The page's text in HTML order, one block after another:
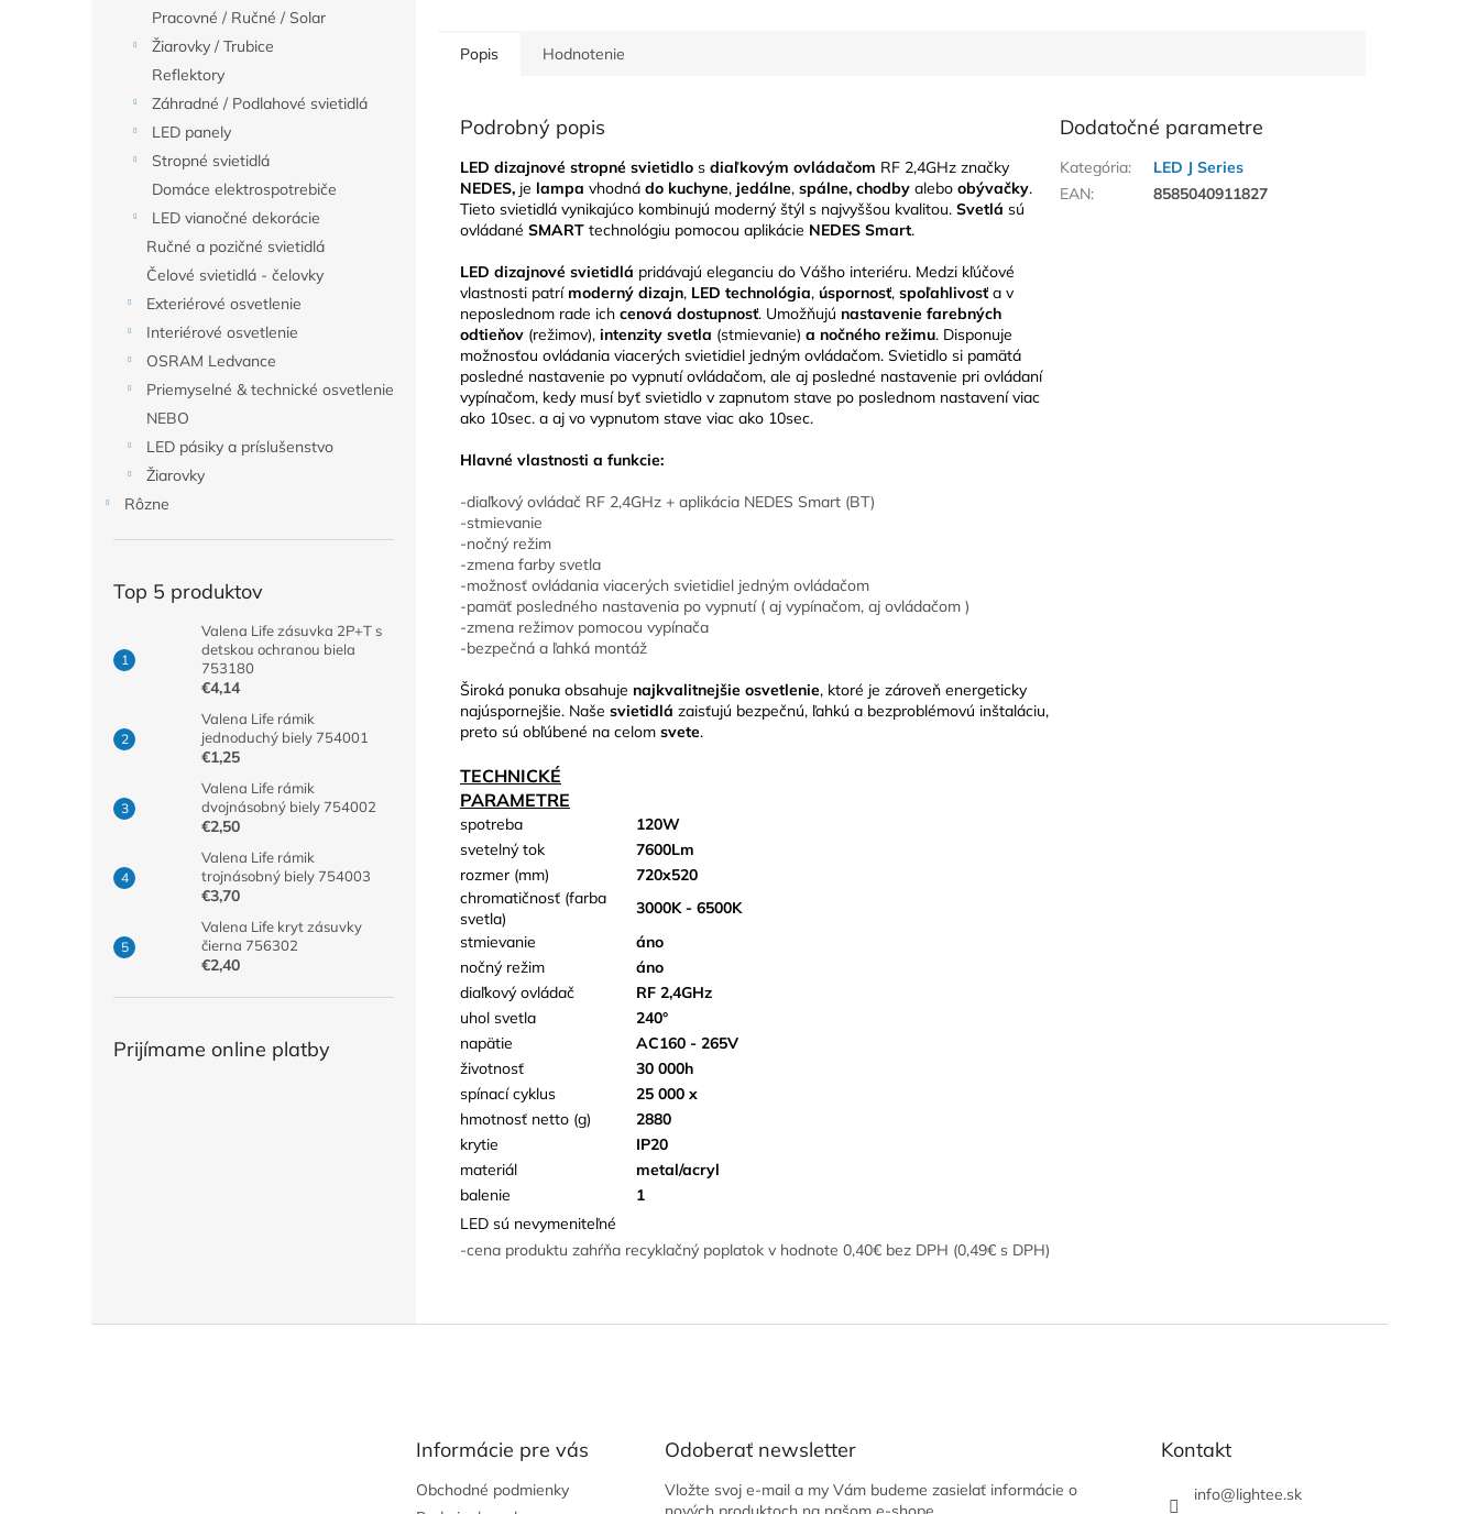
Pracovné / Ručné / Solar
Žiarovky / Trubice
Reflektory
Záhradné / Podlahové svietidlá
LED panely
Stropné svietidlá
Domáce elektrospotrebiče
LED vianočné dekorácie
Ručné a pozičné svietidlá
Čelové svietidlá - čelovky
Exteriérové osvetlenie
Interiérové osvetlenie
OSRAM Ledvance
Priemyselné & technické osvetlenie
NEBO
LED pásiky a príslušenstvo
Žiarovky
Rôzne
Top 5 produktov
Valena Life zásuvka 2P+T s
detskou ochranou biela
753180
€4,14
Valena Life rámik
jednoduchý biely 754001
€1,25
Valena Life rámik
dvojnásobný biely 754002
€2,50
Valena Life rámik
trojnásobný biely 754003
€3,70
Valena Life kryt zásuvky
čierna 756302
€2,40
Prijímame online platby
Popis Hodnotenie
Podrobný popis
LED dizajnové stropné svietidlo s diaľkovým ovládačom RF 2,4GHz značky
NEDES, je lampa vhodná do kuchyne, jedálne, spálne, chodby alebo obývačky.
Tieto svietidlá vynikajúco kombinujú moderný štýl s najvyššou kvalitou. Svetlá sú
ovládané SMART technológiu pomocou aplikácie NEDES Smart.
LED dizajnové svietidlá pridávajú eleganciu do Vášho interiéru. Medzi kľúčové
vlastnosti patrímoderný dizajn, LED technológia, úspornosť, spoľahlivosť a v
neposlednom rade ich cenová dostupnosť. Umožňujú nastavenie farebných
odtieňov (režimov), intenzity svetla (stmievanie) a nočného režimu. Disponuje
možnosťou ovládania viacerých svietidiel jedným ovládačom. Svietidlo si pamätá
posledné nastavenie po vypnutí ovládačom, ale aj posledné nastavenie pri ovládaní
vypínačom, kedy musí byť svietidlo v zapnutom stave po poslednom nastavení viac
ako 10sec. a aj vo vypnutom stave viac ako 10sec.
Hlavné vlastnosti a funkcie:
-diaľkový ovládač RF 2,4GHz + aplikácia NEDES Smart (BT)
-stmievanie
-nočný režim
-zmena farby svetla
-možnosť ovládania viacerých svietidiel jedným ovládačom
-pamäť posledného nastavenia po vypnutí ( aj vypínačom, aj ovládačom )
-zmena režimov pomocou vypínača
-bezpečná a ľahká montáž
Široká ponuka obsahuje najkvalitnejšie osvetlenie, ktoré je zároveň energeticky
najúspornejšie. Naše svietidlá zaisťujú bezpečnú, ľahkú a bezproblémovú inštaláciu,
preto sú obľúbené na celom svete.
TECHNICKÉ
PARAMETRE
spotreba
120W
svetelný tok
7600Lm
rozmer (mm)
720x520
chromatičnosť (farba
svetla)
3000K - 6500K
stmievanie
áno
nočný režim
áno
diaľkový ovládač
RF 2,4GHz
uhol svetla
240°
napätie
AC160 - 265V
životnosť
30 000h
spínací cyklus
25 000 x
hmotnosť netto (g)
2880
krytie
IP20
materiál
metal/acryl
balenie
1
LED sú nevymeniteľné
-cena produktu zahŕňa recyklačný poplatok v hodnote 0,40€ bez DPH (0,49€ s DPH)
Dodatočné parametre
Kategória:
LED J Series
EAN: 8585040911827
Informácie pre vás
Obchodné podmienky
Odoberať newsletter
Vložte svoj e-mail a my Vám budeme zasielať informácie o
Kontakt
info@lightee.sk